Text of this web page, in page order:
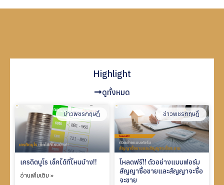
Highlight
ดูทั้งหมด
ข่าวพชรกฤษฎิ์
เครดิตบูโร เช็คได้ที่ไหนบ้าง!!
อ่านเพิ่มเติม »
ข่าวพชรกฤษฎิ์
โหลดฟรี!! ตัวอย่างแบบฟอร์ม
สัญญาซื้อขายและสัญญาจะซื้อ
จะขาย